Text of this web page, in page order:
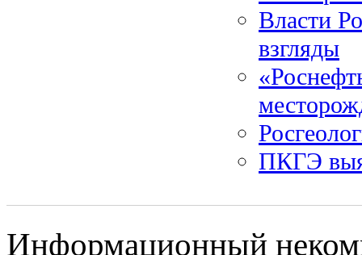
Власти
взгляды
ПКГЭ
Информационный